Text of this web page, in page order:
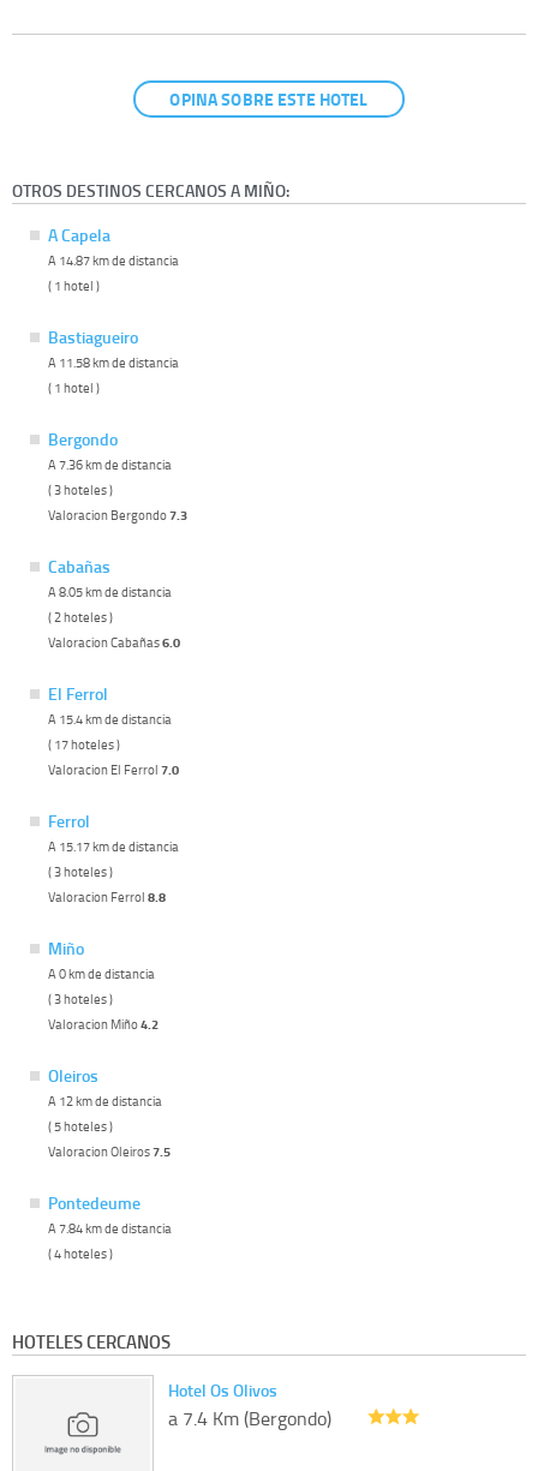
OPINA SOBRE ESTE HOTEL
OTROS DESTINOS CERCANOS A MIÑO:
A Capela
A 14.87 km de distancia
( 1 hotel )
Bastiagueiro
A 11.58 km de distancia
( 1 hotel )
Bergondo
A 7.36 km de distancia
( 3 hoteles )
Valoracion Bergondo7.3
Cabañas
A 8.05 km de distancia
( 2 hoteles )
Valoracion Cabañas6.0
El Ferrol
A 15.4 km de distancia
( 17 hoteles )
Valoracion El Ferrol 7.0
Ferrol
A 15.17 km de distancia
( 3 hoteles )
Valoracion Ferrol 8.8
Miño
A 0 km de distancia
( 3 hoteles )
Valoracion Miño4.2
Oleiros
A 12 km de distancia
( 5 hoteles )
Valoracion Oleiros7.5
Pontedeume
A 7.84 km de distancia
( 4 hoteles )
HOTELES CERCANOS
Hotel Os Olivos
a 7.4 Km (Bergondo)